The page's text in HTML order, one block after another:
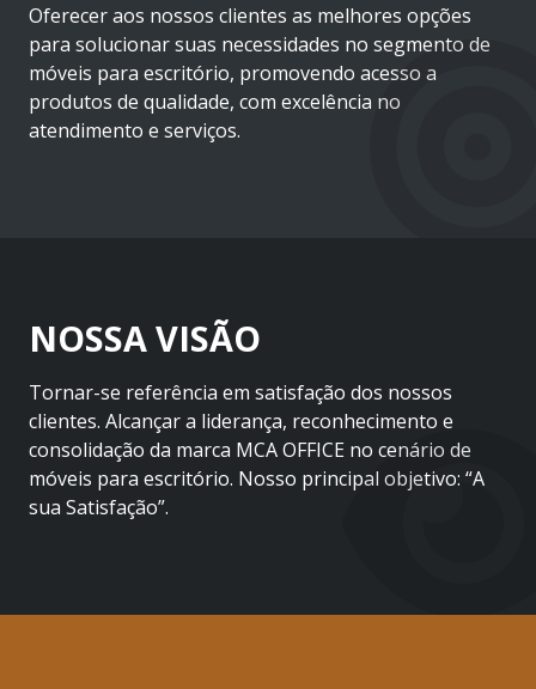
Oferecer aos nossos clientes as melhores opções
para solucionar suas necessidades no segmento de
móveis para escritório, promovendo acesso a
produtos de qualidade, com excelência no
atendimento e serviços.
NOSSA VISÃO
Tornar-se referência em satisfação dos nossos
clientes. Alcançar a liderança, reconhecimento e
consolidação da marca MCA OFFICE no cenário de
móveis para escritório. Nosso principal objetivo: “A
sua Satisfação”.